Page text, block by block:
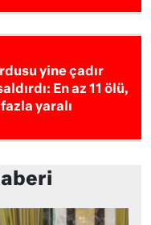
yine çadır
En az 11 ölü,
yaralı